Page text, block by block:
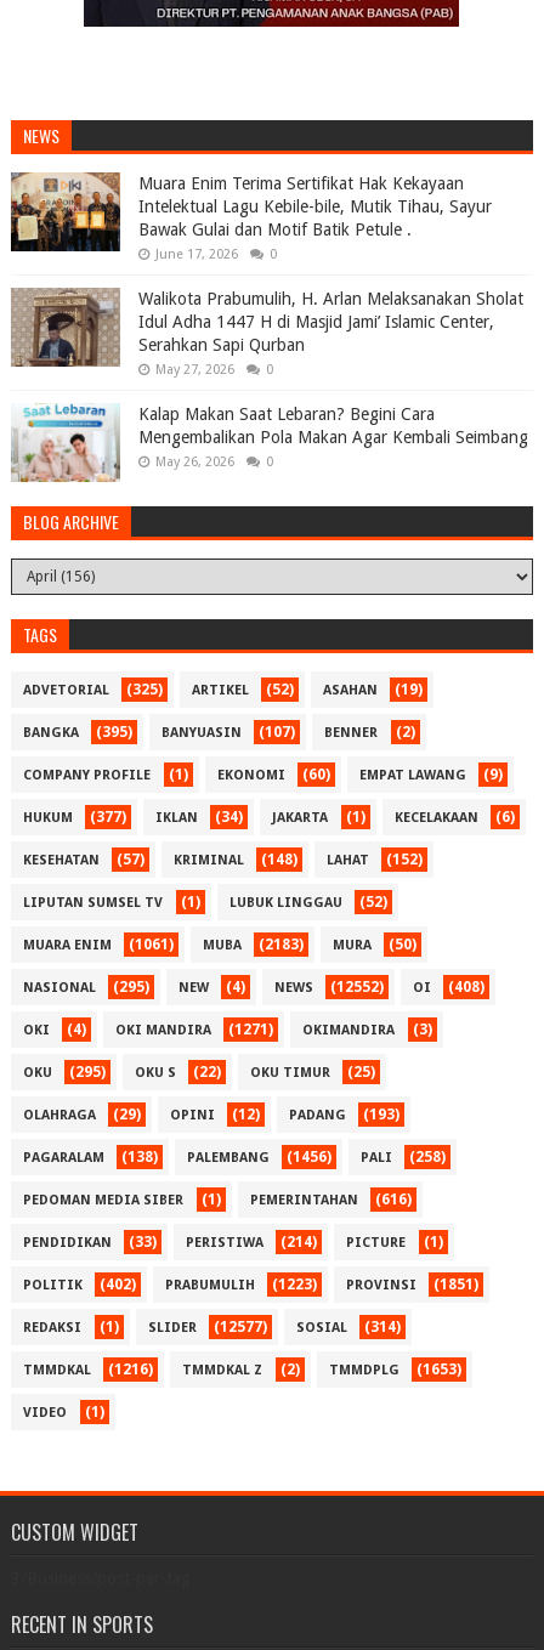
NEWS
Muara Enim Terima Sertifikat Hak Kekayaan
Intelektual Lagu Kebile-bile, Mutik Tihau, Sayur
Bawak Gulai dan Motif Batik Petule .
June 17, 2026 0
Walikota Prabumulih, H. Arlan Melaksanakan Sholat
Idul Adha 1447 H di Masjid Jami’ Islamic Center,
Serahkan Sapi Qurban
May 27, 2026 0
Kalap Makan Saat Lebaran? Begini Cara
Mengembalikan Pola Makan Agar Kembali Seimbang
May 26, 2026 0
BLOG ARCHIVE
TAGS
ADVETORIAL (325) ARTIKEL (52) ASAHAN (19)
BANGKA (395) BANYUASIN (107) BENNER (2)
COMPANY PROFILE (1) EKONOMI (60) EMPAT LAWANG (9)
HUKUM (377) IKLAN (34) JAKARTA (1) KECELAKAAN (6)
KESEHATAN (57) KRIMINAL (148) LAHAT (152)
LIPUTAN SUMSEL TV (1) LUBUK LINGGAU (52)
MUARA ENIM (1061) MUBA (2183) MURA (50)
NASIONAL (295) NEW (4) NEWS (12552) OI (408)
OKI (4) OKI MANDIRA (1271) OKIMANDIRA (3)
OKU (295) OKU S (22) OKU TIMUR (25)
OLAHRAGA (29) OPINI (12) PADANG (193)
PAGARALAM (138) PALEMBANG (1456) PALI (258)
PEDOMAN MEDIA SIBER (1) PEMERINTAHAN (616)
PENDIDIKAN (33) PERISTIWA (214) PICTURE (1)
POLITIK (402) PRABUMULIH (1223) PROVINSI (1851)
REDAKSI (1) SLIDER (12577) SOSIAL (314)
TMMDKAL (1216) TMMDKAL Z (2) TMMDPLG (1653)
VIDEO (1)
CUSTOM WIDGET
RECENT IN SPORTS